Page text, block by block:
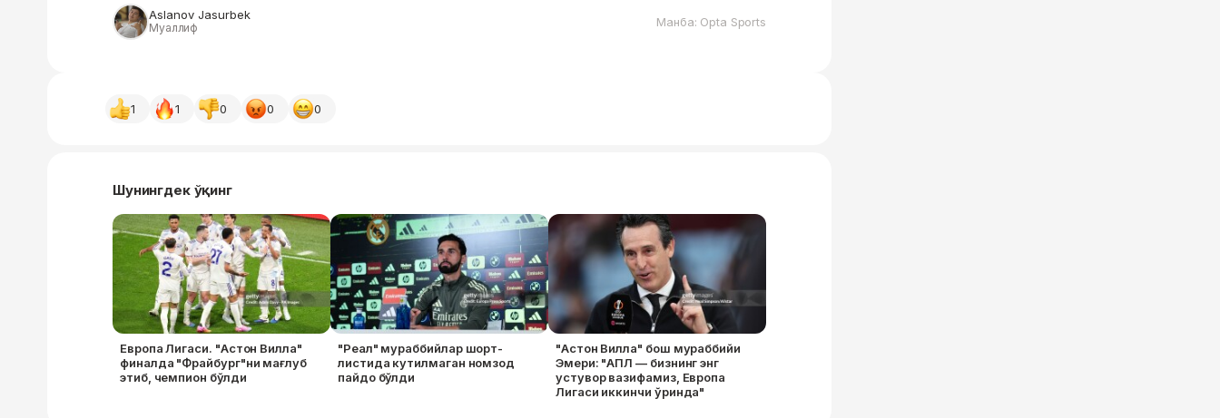
Aslanov Jasurbek
Муаллиф Манба: Opta Sports
1 1 0 0 0
Шунингдек ўқинг
Европа Лигаси. "Астон Вилла"
финалда "Фрайбург"ни мағлуб
этиб, чемпион бўлди
"Реал" мураббийлар шорт-
листида кутилмаган номзод
пайдо бўлди
"Астон Вилла" бош мураббийи
Эмери: "АПЛ — бизнинг энг
устувор вазифамиз, Европа
Лигаси иккинчи ўринда"